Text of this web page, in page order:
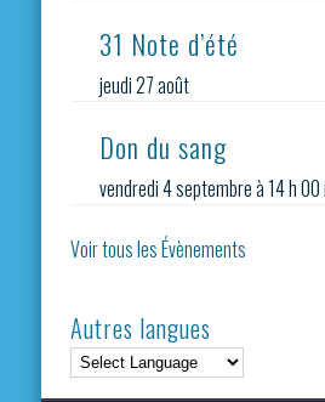
31 Note d’été
jeudi 27 août
Don du sang
vendredi 4 septembre à 14 h
Voir tous les Évènements
Autres langues